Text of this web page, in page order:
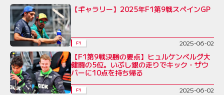
【ギャラリー】2025年F1第9戦スペインGP
F1 2025-06-02
【F1第9戦決勝の要点】ヒュルケンベルグ大
健闘の5位。いぶし銀の走りでキック・ザウ
バーに10点を持ち帰る
F1 2025-06-02